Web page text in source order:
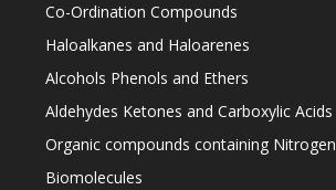
Co-Ordination Compounds
Haloalkanes and Haloarenes
Alcohols Phenols and Ethers
Aldehydes Ketones and Carboxylic Acids
Organic compounds containing Nitrogen
Biomolecules